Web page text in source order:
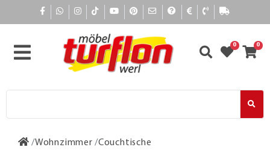
0 0
Wohnzimmer Couchtische